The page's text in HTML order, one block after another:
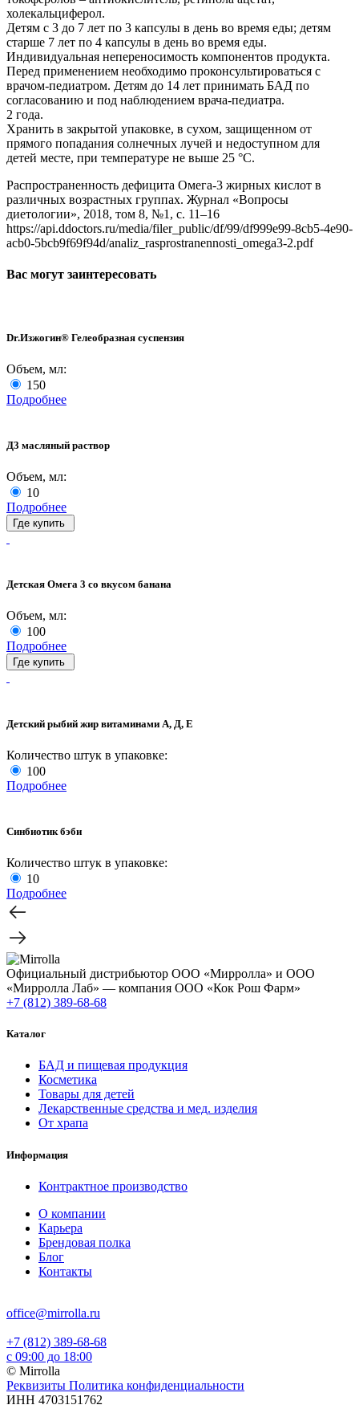
холекальциферол.
Детям с 3 до 7 лет по 3 капсулы в день во время еды; детям
старше 7 лет по 4 капсулы в день во время еды.
Индивидуальная непереносимость компонентов продукта.
Перед применением необходимо проконсультироваться с
врачом-педиатром. Детям до 14 лет принимать БАД по
согласованию и под наблюдением врача-педиатра.
2 года.
Хранить в закрытой упаковке, в сухом, защищенном от
прямого попадания солнечных лучей и недоступном для
детей месте, при температуре не выше 25 °С.
Распространенность дефицита Омега-3 жирных кислот в
различных возрастных группах. Журнал «Вопросы
диетологии», 2018, том 8, №1, с. 11–16
https://api.ddoctors.ru/media/filer_public/df/99/df999e99-8cb5-4e90-
acb0-5bcb9f69f94d/analiz_rasprostranennosti_omega3-2.pdf
Вас могут заинтересовать
Dr.Изжогин® Гелеобразная суспензия
Объем, мл:
150
Подробнее
Д3 масляный раствор
Объем, мл:
10
Подробнее
Где купить
Детская Омега 3 со вкусом банана
Объем, мл:
100
Подробнее
Где купить
Детский рыбий жир витаминами А, Д, Е
Количество штук в упаковке:
100
Подробнее
Синбиотик бэби
Количество штук в упаковке:
10
Подробнее
Официальный дистрибьютор ООО «Мирролла» и ООО
«Мирролла Лаб» — компания ООО «Кок Рош Фарм»
+7 (812) 389-68-68
Каталог
БАД и пищевая продукция
Косметика
Товары для детей
Лекарственные средства и мед. изделия
От храпа
Информация
Контрактное производство
О компании
Карьера
Брендовая полка
Блог
Контакты
office@mirrolla.ru
+7 (812) 389-68-68
с 09:00 до 18:00
© Mirrolla
Реквизиты Политика конфиденциальности
ИНН 4703151762